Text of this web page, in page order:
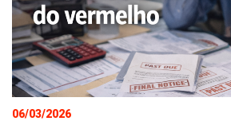
06/03/2026